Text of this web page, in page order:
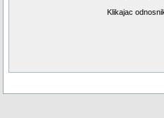
Klikajac